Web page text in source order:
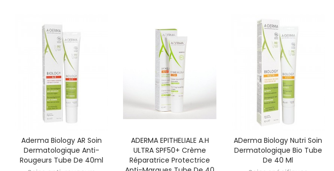
Aderma Biology AR Soin
Dermatologique Anti-
Rougeurs Tube De 40ml
ADERMA EPITHELIALE A.H
ULTRA SPF50+ Crème
Réparatrice Protectrice
ADerma Biology Nutri Soin
Dermatologique Bio Tube
De 40 Ml